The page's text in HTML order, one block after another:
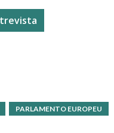
PARLAMENTO EUROPEU